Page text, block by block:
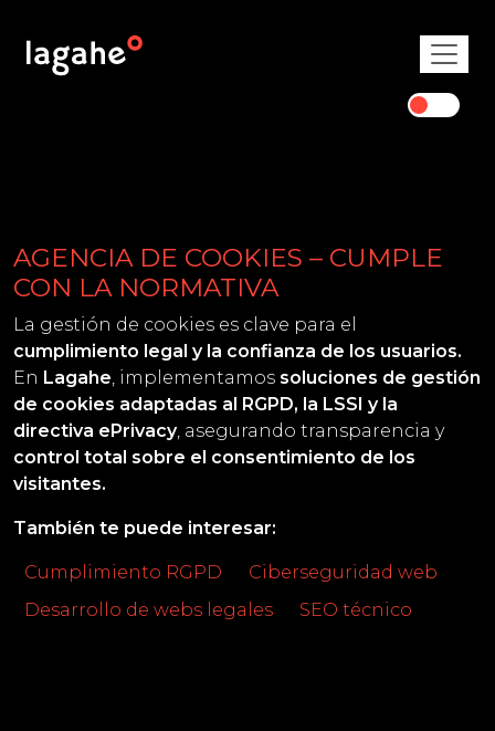
AGENCIA DE COOKIES – CUMPLE
CON LA NORMATIVA
La gestión de cookies es clave para el
cumplimiento legal y la confianza de los usuarios.
En Lagahe, implementamos soluciones de gestión
de cookies adaptadas al RGPD, la LSSI y la
directiva ePrivacy, asegurando transparencia y
control total sobre el consentimiento de los
visitantes.
También te puede interesar:
Cumplimiento RGPD
Ciberseguridad web
Desarrollo de webs legales
SEO técnico